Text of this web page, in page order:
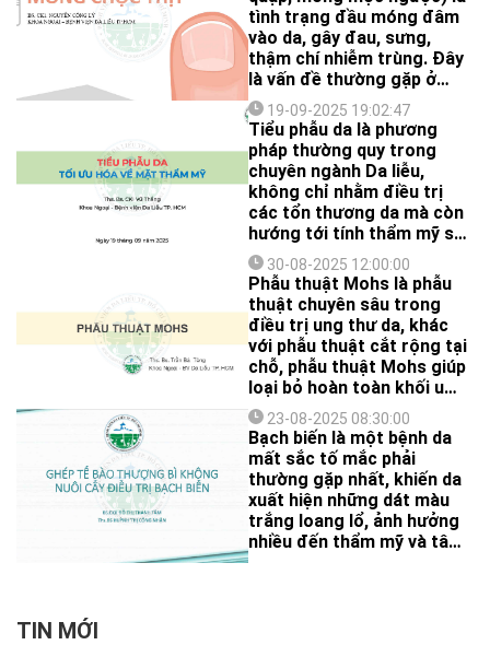
sau phẫu thuật cần đặc
biệt lưu ý.
tình trạng đầu móng đâm
vào da, gây đau, sưng,
thậm chí nhiễm trùng. Đây
là vấn đề thường gặp ở
ngón chân cái, ảnh hưởng
không nhỏ đến sinh hoạt
và chất lượng cuộc sống.
19-09-2025 19:02:47
Tiểu phẫu da là phương
pháp thường quy trong
chuyên ngành Da liễu,
không chỉ nhằm điều trị
các tổn thương da mà còn
hướng tới tính thẩm mỹ sau
phẫu thuật.
30-08-2025 12:00:00
Phẫu thuật Mohs là phẫu
thuật chuyên sâu trong
điều trị ung thư da, khác
với phẫu thuật cắt rộng tại
chỗ, phẫu thuật Mohs giúp
loại bỏ hoàn toàn khối u
sau khi khảo sát 100% rìa
diện cắt bằng kỹ thuật sinh
thiết lạnh.
23-08-2025 08:30:00
Bạch biến là một bệnh da
mất sắc tố mắc phải
thường gặp nhất, khiến da
xuất hiện những dát màu
trắng loang lổ, ảnh hưởng
nhiều đến thẩm mỹ và tâm
TIN MỚI